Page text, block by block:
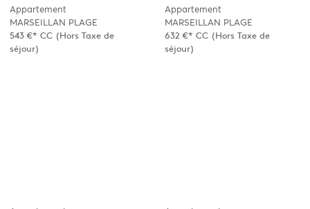
Appartement
MARSEILLAN PLAGE
543 €* CC(Hors Taxe de
séjour)
Appartement
MARSEILLAN PLAGE
632 €* CC(Hors Taxe de
séjour)